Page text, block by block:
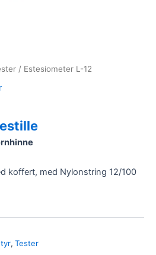
/ Estesiometer L-12
koffert, med Nylonstring 12/100
, Tester